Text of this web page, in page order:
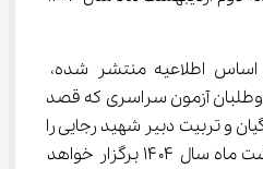
اساس اطلاعیه منتشر شده،
آزمون سراسری که قصد
فرهنگیان و تربیت دبیر شهید رجایی را
دارند، در نیمه دوم اردیبهشت ماه سال ۱۴۰۴ برگزار خواهد